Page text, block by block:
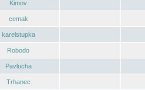
Kimov
cemak
karelstupka
Robodo
Pavlucha
Trhanec